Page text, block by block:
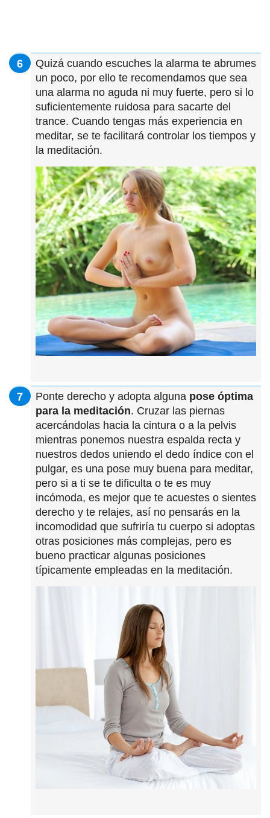
Quizá cuando escuches la alarma te abrumes
un poco, por ello te recomendamos que sea
una alarma no aguda ni muy fuerte, pero si lo
suficientemente ruidosa para sacarte del
trance. Cuando tengas más experiencia en
meditar, se te facilitará controlar los tiempos y
la meditación.
Ponte derecho y adopta alguna pose óptima
para la meditación. Cruzar las piernas
acercándolas hacia la cintura o a la pelvis
mientras ponemos nuestra espalda recta y
nuestros dedos uniendo el dedo índice con el
pulgar, es una pose muy buena para meditar,
pero si a ti se te dificulta o te es muy
incómoda, es mejor que te acuestes o sientes
derecho y te relajes, así no pensarás en la
incomodidad que sufriría tu cuerpo si adoptas
otras posiciones más complejas, pero es
bueno practicar algunas posiciones
típicamente empleadas en la meditación.